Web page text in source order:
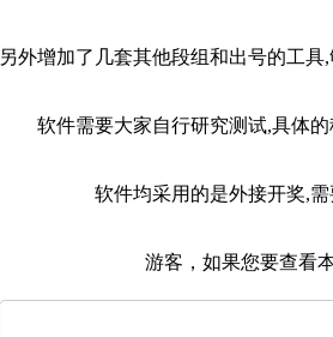
另外增加了几套其他段组和出号的工
软件需要大家自行研究测试,具体
软件均采用的是外接开奖,
游客，如果您要查看